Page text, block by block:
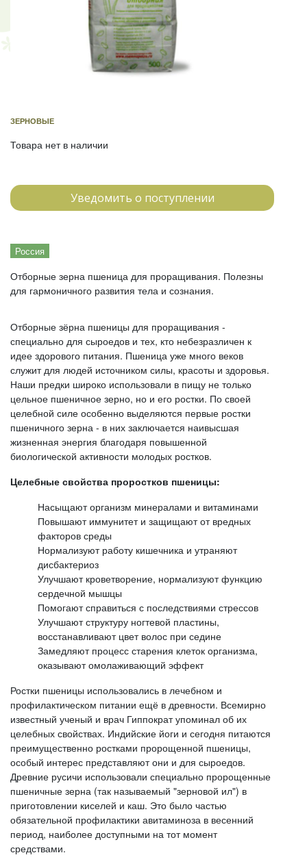
ЗЕРНОВЫЕ
Товара нет в наличии
Уведомить о поступлении
Россия
Отборные зерна пшеница для проращивания. Полезны
для гармоничного развития тела и сознания.
Отборные зёрна пшеницы для проращивания -
специально для сыроедов и тех, кто небезразличен к
идее здорового питания. Пшеница уже много веков
служит для людей источником силы, красоты и здоровья.
Наши предки широко использовали в пищу не только
цельное пшеничное зерно, но и его ростки. По своей
целебной силе особенно выделяются первые ростки
пшеничного зерна - в них заключается наивысшая
жизненная энергия благодаря повышенной
биологической активности молодых ростков.
Целебные свойства проростков пшеницы:
Насыщают организм минералами и витаминами
Повышают иммунитет и защищают от вредных
факторов среды
Нормализуют работу кишечника и утраняют
дисбактериоз
Улучшают кроветворение, нормализуют функцию
сердечной мышцы
Помогают справиться с последствиями стрессов
Улучшают структуру ногтевой пластины,
восстанавливают цвет волос при седине
Замедляют процесс старения клеток организма,
оказывают омолаживающий эффект
Ростки пшеницы использовались в лечебном и
профилактическом питании ещё в древности. Всемирно
известный ученый и врач Гиппократ упоминал об их
целебных свойствах. Индийские йоги и сегодня питаются
преимущественно ростками пророщенной пшеницы,
особый интерес представляют они и для сыроедов.
Древние русичи использовали специально пророщенные
пшеничные зерна (так называемый "зерновой ил") в
приготовлении киселей и каш. Это было частью
обязательной профилактики авитаминоза в весенний
период, наиболее доступными на тот момент
средствами.